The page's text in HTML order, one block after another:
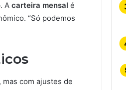
. A carteira mensal é
“Só podemos
, mas com ajustes de